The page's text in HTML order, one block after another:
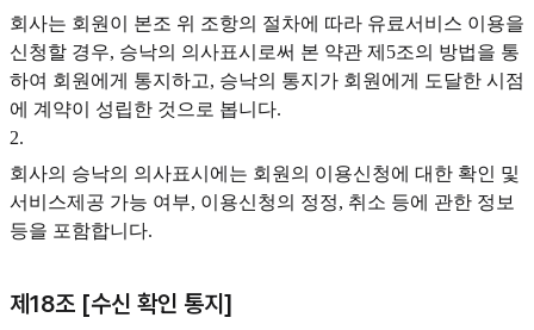
회사는 회원이 본조 위 조항의 절차에 따라 유료서비스 이용을
신청할 경우, 승낙의 의사표시로써 본 약관 제5조의 방법을 통
하여 회원에게 통지하고, 승낙의 통지가 회원에게 도달한 시점
에 계약이 성립한 것으로 봅니다.
2.
회사의 승낙의 의사표시에는 회원의 이용신청에 대한 확인 및
서비스제공 가능 여부, 이용신청의 정정, 취소 등에 관한 정보
등을 포함합니다.
제18조 [수신 확인 통지]